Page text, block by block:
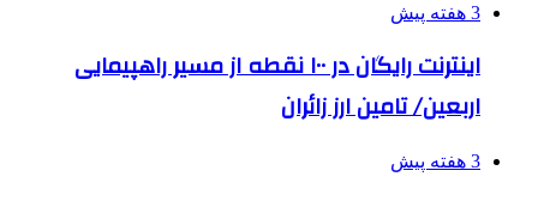
3 هفته پیش
اینترنت رایگان در ۱۰۰ نقطه از مسیر راهپیمایی
اربعین/ تامین ارز زائران
3 هفته پیش